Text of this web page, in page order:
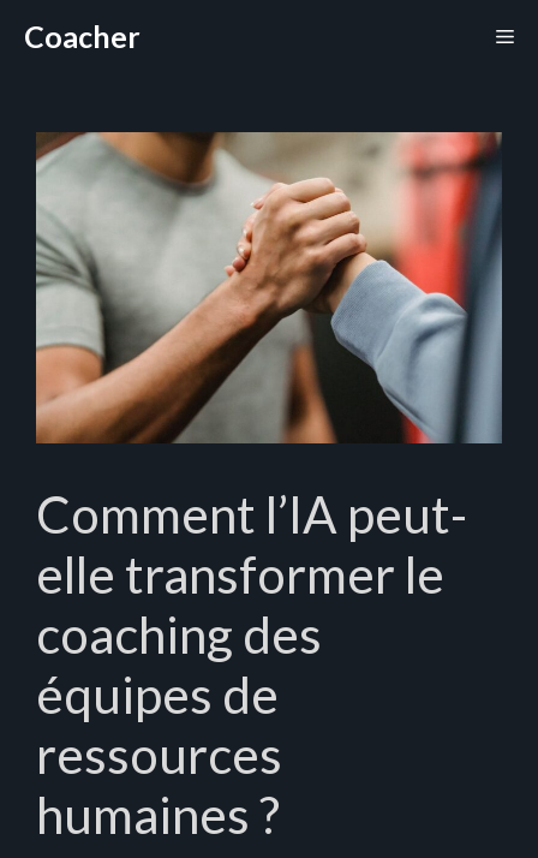
Coacher
Comment l’IA peut-
elle transformer le
coaching des
équipes de
ressources
humaines ?